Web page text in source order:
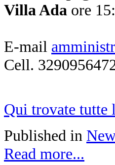
Villa Ada ore
E-mail
Cell.
Qui trovate tutte
Published in
Read more...